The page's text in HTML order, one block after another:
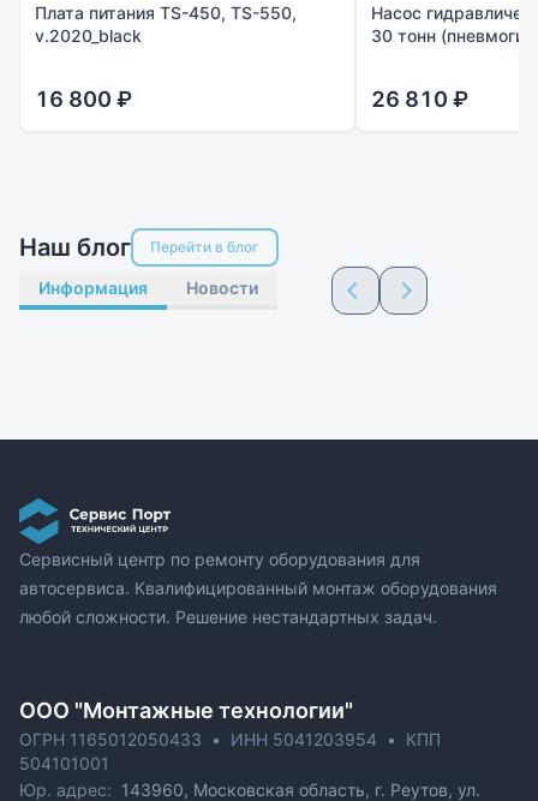
Плата питания TS-450, TS-550,
v.2020_black
16 800 ₽
Насос
30 тонн
26 810 ₽
Наш блог Перейти в блог
Информация Новости
Сервисный центр по ремонту оборудования для
автосервиса. Квалифицированный монтаж оборудования
любой сложности. Решение нестандартных задач.
ОOO "Монтажные технологии"
ОГРН 1165012050433 • ИНН 5041203954 •
КПП
504101001
Юр. адрес: 143960, Московская область, г. Реутов, ул.